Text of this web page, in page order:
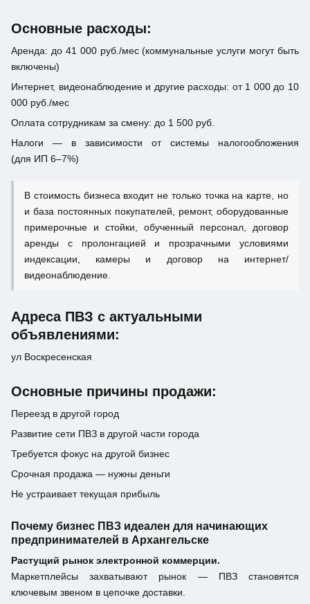
Основные расходы:
Аренда: до 41 000 руб./мес (коммунальные услуги могут быть
включены)
Интернет, видеонаблюдение и другие расходы: от 1 000 до 10
000 руб./мес
Оплата сотрудникам за смену: до 1 500 руб.
Налоги — в зависимости от системы налогообложения
(для ИП 6–7%)
В стоимость бизнеса входит не только точка на карте, но
и база постоянных покупателей, ремонт, оборудованные
примерочные и стойки, обученный персонал, договор
аренды с пролонгацией и прозрачными условиями
индексации, камеры и договор на интернет/
видеонаблюдение.
Адреса ПВЗ с актуальными
объявлениями:
ул Воскресенская
Основные причины продажи:
Переезд в другой город
Развитие сети ПВЗ в другой части города
Требуется фокус на другой бизнес
Срочная продажа — нужны деньги
Не устраивает текущая прибыль
Почему бизнес ПВЗ идеален для начинающих
предпринимателей в Архангельске
Растущий рынок электронной коммерции.
Маркетплейсы захватывают рынок — ПВЗ становятся
ключевым звеном в цепочке доставки.